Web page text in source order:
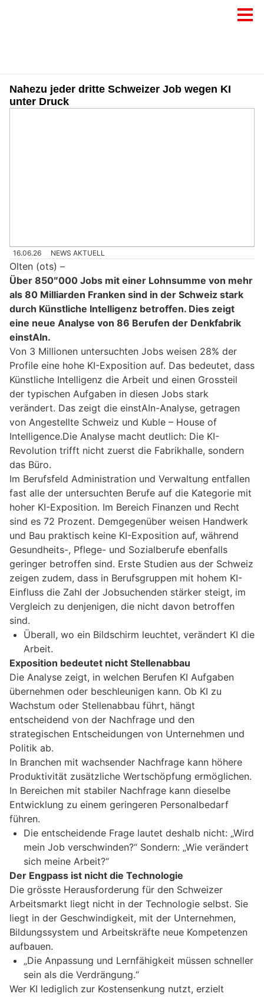
Nahezu jeder dritte Schweizer Job wegen KI
unter Druck
16.06.26 NEWS AKTUELL
Olten (ots) –
Über 850″000 Jobs mit einer Lohnsumme von mehr
als 80 Milliarden Franken sind in der Schweiz stark
durch Künstliche Intelligenz betroffen. Dies zeigt
eine neue Analyse von 86 Berufen der Denkfabrik
einstAIn.
Von 3 Millionen untersuchten Jobs weisen 28% der
Profile eine hohe KI-Exposition auf. Das bedeutet, dass
Künstliche Intelligenz die Arbeit und einen Grossteil
der typischen Aufgaben in diesen Jobs stark
verändert. Das zeigt die einstAIn-Analyse, getragen
von Angestellte Schweiz und Kuble – House of
Intelligence.Die Analyse macht deutlich: Die KI-
Revolution trifft nicht zuerst die Fabrikhalle, sondern
das Büro.
Im Berufsfeld Administration und Verwaltung entfallen
fast alle der untersuchten Berufe auf die Kategorie mit
hoher KI-Exposition. Im Bereich Finanzen und Recht
sind es 72 Prozent. Demgegenüber weisen Handwerk
und Bau praktisch keine KI-Exposition auf, während
Gesundheits-, Pflege- und Sozialberufe ebenfalls
geringer betroffen sind. Erste Studien aus der Schweiz
zeigen zudem, dass in Berufsgruppen mit hohem KI-
Einfluss die Zahl der Jobsuchenden stärker steigt, im
Vergleich zu denjenigen, die nicht davon betroffen
sind.
Überall, wo ein Bildschirm leuchtet, verändert KI die
Arbeit.
Exposition bedeutet nicht Stellenabbau
Die Analyse zeigt, in welchen Berufen KI Aufgaben
übernehmen oder beschleunigen kann. Ob KI zu
Wachstum oder Stellenabbau führt, hängt
entscheidend von der Nachfrage und den
strategischen Entscheidungen von Unternehmen und
Politik ab.
In Branchen mit wachsender Nachfrage kann höhere
Produktivität zusätzliche Wertschöpfung ermöglichen.
In Bereichen mit stabiler Nachfrage kann dieselbe
Entwicklung zu einem geringeren Personalbedarf
führen.
Die entscheidende Frage lautet deshalb nicht: „Wird
mein Job verschwinden?“ Sondern: „Wie verändert
sich meine Arbeit?“
Der Engpass ist nicht die Technologie
Die grösste Herausforderung für den Schweizer
Arbeitsmarkt liegt nicht in der Technologie selbst. Sie
liegt in der Geschwindigkeit, mit der Unternehmen,
Bildungssystem und Arbeitskräfte neue Kompetenzen
aufbauen.
„Die Anpassung und Lernfähigkeit müssen schneller
sein als die Verdrängung.“
Wer KI lediglich zur Kostensenkung nutzt, erzielt